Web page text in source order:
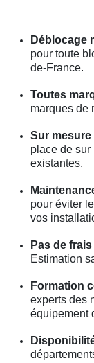
Déblocage
pour toute
de-France.
Toutes
marques de
Sur mesure
place de
existantes.
pour éviter
vos
Pas de
Estimation
Formation
experts des
équipement